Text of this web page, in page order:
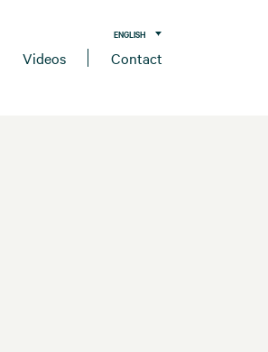
ENGLISH
Videos Contact